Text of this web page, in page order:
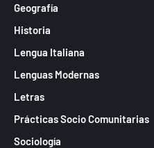
Geografía
Historia
Lengua Italiana
Lenguas Modernas
Letras
Prácticas Socio Comunitarias
Sociología